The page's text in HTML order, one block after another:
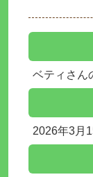
ベティさん
2026年3月